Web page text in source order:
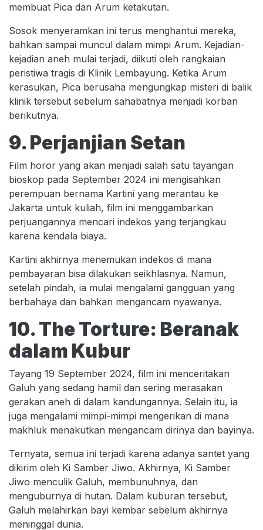
membuat Pica dan Arum ketakutan.
Sosok menyeramkan ini terus menghantui mereka,
bahkan sampai muncul dalam mimpi Arum. Kejadian-
kejadian aneh mulai terjadi, diikuti oleh rangkaian
peristiwa tragis di Klinik Lembayung. Ketika Arum
kerasukan, Pica berusaha mengungkap misteri di balik
klinik tersebut sebelum sahabatnya menjadi korban
berikutnya.
9. Perjanjian Setan
Film horor yang akan menjadi salah satu tayangan
bioskop pada September 2024 ini mengisahkan
perempuan bernama Kartini yang merantau ke
Jakarta untuk kuliah, film ini menggambarkan
perjuangannya mencari indekos yang terjangkau
karena kendala biaya.
Kartini akhirnya menemukan indekos di mana
pembayaran bisa dilakukan seikhlasnya. Namun,
setelah pindah, ia mulai mengalami gangguan yang
berbahaya dan bahkan mengancam nyawanya.
10. The Torture: Beranak
dalam Kubur
Tayang 19 September 2024, film ini menceritakan
Galuh yang sedang hamil dan sering merasakan
gerakan aneh di dalam kandungannya. Selain itu, ia
juga mengalami mimpi-mimpi mengerikan di mana
makhluk menakutkan mengancam dirinya dan bayinya.
Ternyata, semua ini terjadi karena adanya santet yang
dikirim oleh Ki Samber Jiwo. Akhirnya, Ki Samber
Jiwo menculik Galuh, membunuhnya, dan
menguburnya di hutan. Dalam kuburan tersebut,
Galuh melahirkan bayi kembar sebelum akhirnya
meninggal dunia.